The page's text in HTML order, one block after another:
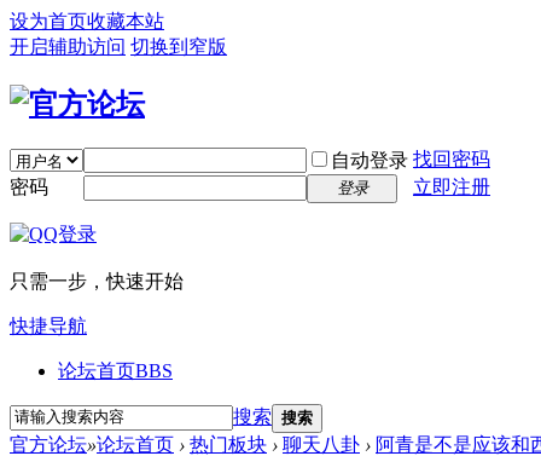
设为首页收藏本站
开启辅助访问 切换到窄版
自动登录 找回密码
密码
登录 立即注册
只需一步，快速开始
快捷导航
论坛首页BBS
搜索 搜索
官方论坛»论坛首页 › 热门板块 › 聊天八卦 › 阿青是不是应该和